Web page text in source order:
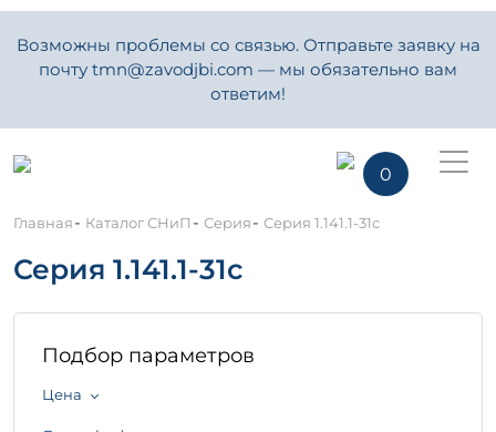
Возможны проблемы со связью. Отправьте заявку на
почту tmn@zavodjbi.com — мы обязательно вам
ответим!
0
Главная- Каталог СНиП - Серия- Серия 1.141.1-31с
Серия 1.141.1-31с
Подбор параметров
Цена